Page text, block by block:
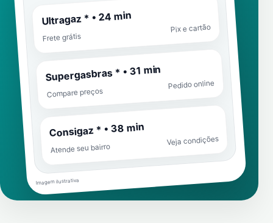
Ultragaz * • 24 min
Frete grátis
Pix e cartão
Supergasbras * • 31 min
Compare preços
Pedido online
Consigaz * • 38 min
Atende seu bairro
Veja condições
Imagem ilustrativa